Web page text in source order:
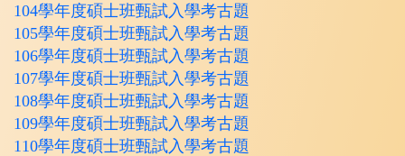
104學年度碩士班甄試入學考古題
105學年度碩士班甄試入學考古題
106學年度碩士班甄試入學考古題
107學年度碩士班甄試入學考古題
108學年度碩士班甄試入學考古題
109學年度碩士班甄試入學考古題
110學年度碩士班甄試入學考古題